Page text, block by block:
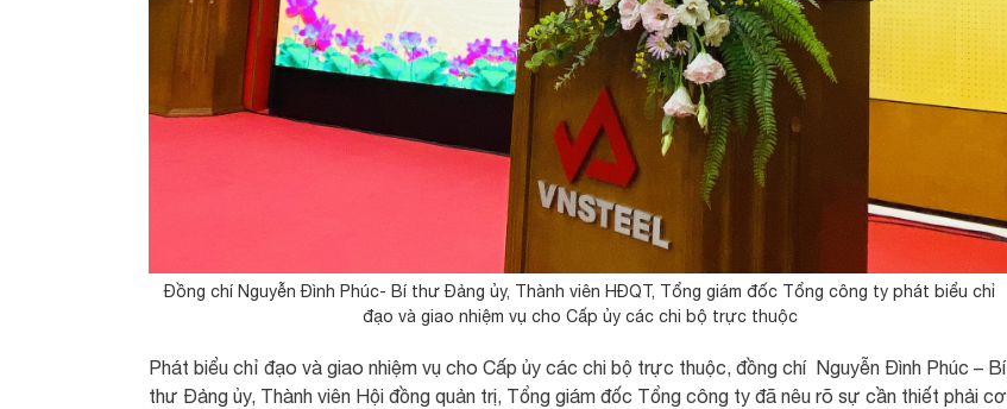
Đồng chí Nguyễn Đình Phúc- Bí thư Đảng ủy, Thành viên HĐQT, Tổng giám đốc Tổng công ty phát biểu chỉ
đạo và giao nhiệm vụ cho Cấp ủy các chi bộ trực thuộc
Phát biểu chỉ đạo và giao nhiệm vụ cho Cấp ủy các chi bộ trực thuộc, đồng chí Nguyễn Đình Phúc – Bí
thư Đảng ủy, Thành viên Hội đồng quản trị, Tổng giám đốc Tổng công ty đã nêu rõ sự cần thiết phải cơ